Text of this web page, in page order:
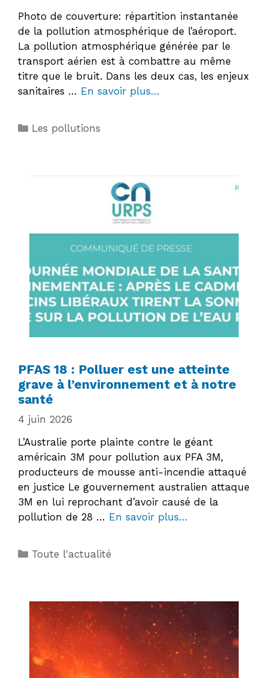
Photo de couverture: répartition instantanée
de la pollution atmosphérique de l’aéroport.
La pollution atmosphérique générée par le
transport aérien est à combattre au même
titre que le bruit. Dans les deux cas, les enjeux
sanitaires … En savoir plus…
Catégories
Les pollutions
PFAS 18 : Polluer est une atteinte
grave à l’environnement et à notre
santé
4 juin 2026
L’Australie porte plainte contre le géant
américain 3M pour pollution aux PFA 3M,
producteurs de mousse anti-incendie attaqué
en justice Le gouvernement australien attaque
3M en lui reprochant d’avoir causé de la
pollution de 28 … En savoir plus…
Catégories
Toute l'actualité